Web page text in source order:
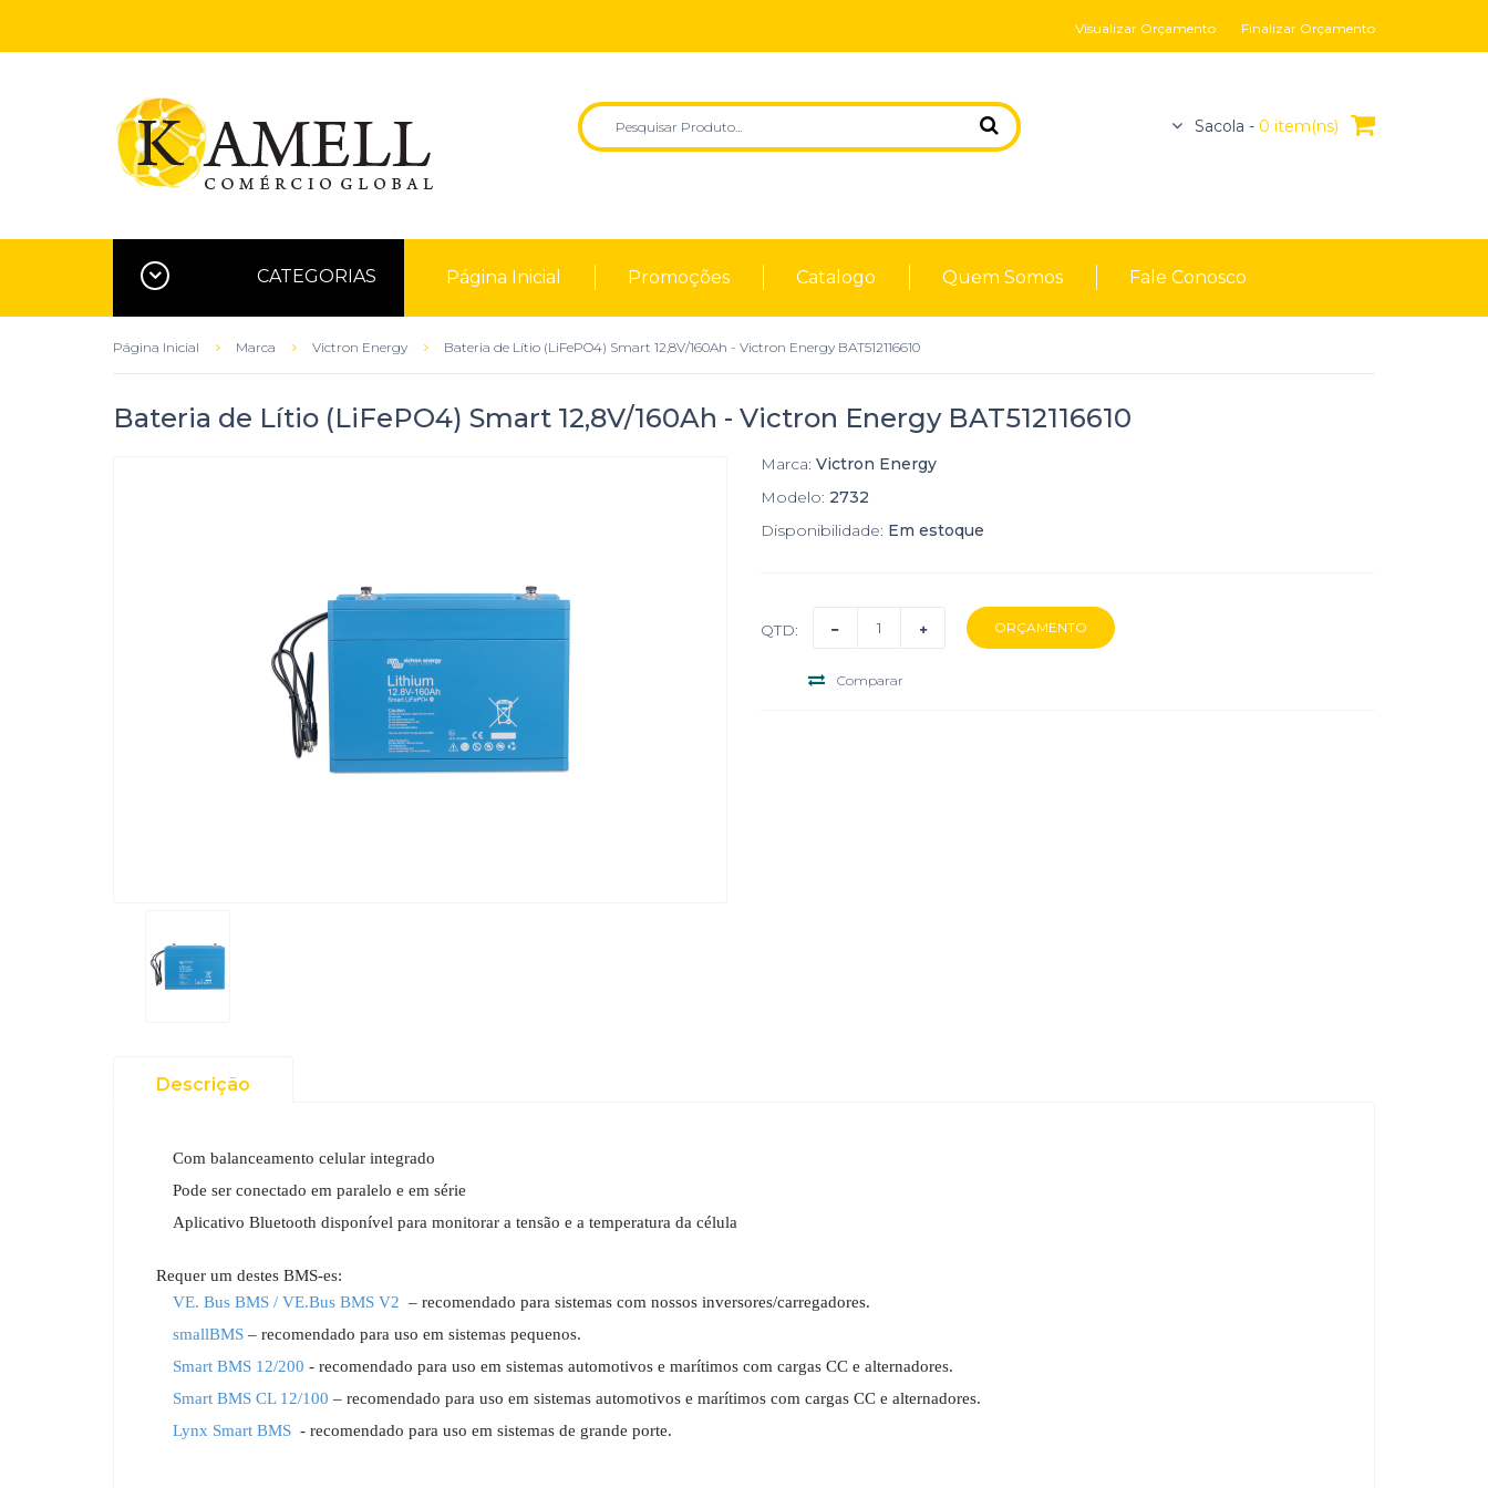
Visualizar Orçamento Finalizar Orçamento
Sacola - 0 item(ns)
CATEGORIAS Página Inicial Promoções Catalogo Quem Somos Fale Conosco
Página Inicial Marca Victron Energy Bateria de Lítio (LiFePO4) Smart 12,8V/160Ah - Victron Energy BAT512116610
Bateria de Lítio (LiFePO4) Smart 12,8V/160Ah - Victron Energy BAT512116610
Marca: Victron Energy
Modelo: 2732
Disponibilidade: Em estoque
QTD:
Comparar
Descrição
Com balanceamento celular integrado
Pode ser conectado em paralelo e em série
Aplicativo Bluetooth disponível para monitorar a tensão e a temperatura da célula
Requer um destes BMS-es:
VE. Bus BMS / VE.Bus BMS V2 – recomendado para sistemas com nossos inversores/carregadores.
smallBMS – recomendado para uso em sistemas pequenos.
Smart BMS 12/200 - recomendado para uso em sistemas automotivos e marítimos com cargas CC e alternadores.
Smart BMS CL 12/100 – recomendado para uso em sistemas automotivos e marítimos com cargas CC e alternadores.
Lynx Smart BMS - recomendado para uso em sistemas de grande porte.